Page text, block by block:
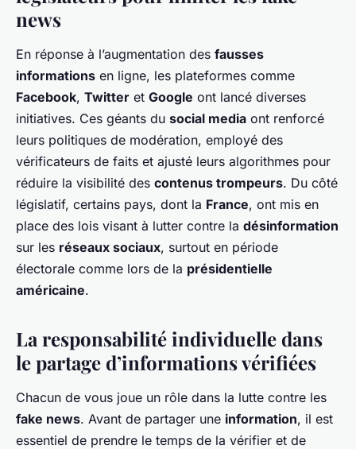
news
En réponse à l’augmentation des fausses
informations en ligne, les plateformes comme
Facebook, Twitter et Google ont lancé diverses
initiatives. Ces géants du social media ont renforcé
leurs politiques de modération, employé des
vérificateurs de faits et ajusté leurs algorithmes pour
réduire la visibilité des contenus trompeurs. Du côté
législatif, certains pays, dont la France, ont mis en
place des lois visant à lutter contre la désinformation
sur les réseaux sociaux, surtout en période
électorale comme lors de la présidentielle
américaine.
La responsabilité individuelle dans
le partage d’informations vérifiées
Chacun de vous joue un rôle dans la lutte contre les
fake news. Avant de partager une information, il est
essentiel de prendre le temps de la vérifier et de